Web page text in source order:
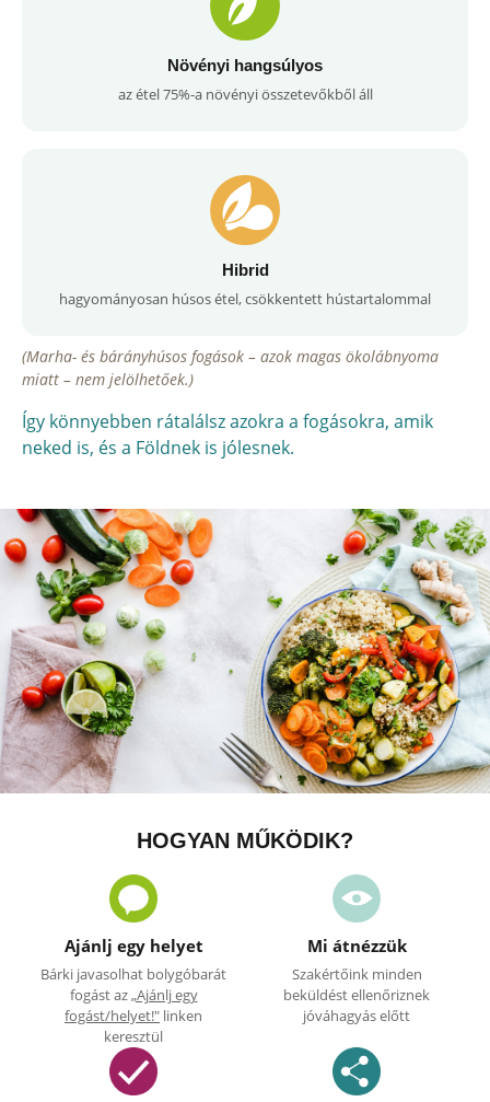
Növényi hangsúlyos
az étel 75%-a növényi összetevőkből áll
Hibrid
hagyományosan húsos étel, csökkentett hústartalommal
(Marha- és bárányhúsos fogások – azok magas ökolábnyoma
miatt – nem jelölhetőek.)
Így könnyebben rátalálsz azokra a fogásokra, amik
neked is, és a Földnek is jólesnek.
HOGYAN MŰKÖDIK?
Ajánlj egy helyet
Bárki javasolhat bolygóbarát
fogást az„Ajánlj egy
fogást/helyet!" linken
keresztül
Mi átnézzük
Szakértőink minden
beküldést ellenőriznek
jóváhagyás előtt